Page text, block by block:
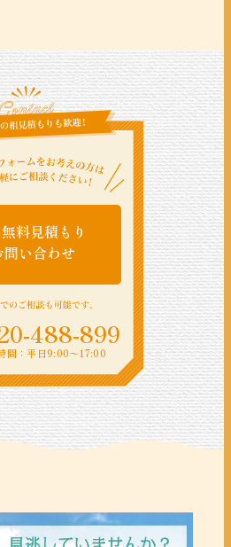
無料見積もり
問い合わせ
488-899
間：平日9:00〜17:00